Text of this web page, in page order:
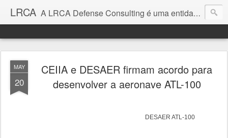
LRCA A LRCA Defense Consulting é uma entidade sem fins lucrativos que se dedica a produzir e divulgar notícias e análises sobre as Empresas de Defesa. Não somos jornalistas e nem este é um blog jornalístico.
MAY
20
CEIIA e DESAER firmam acordo para
desenvolver a aeronave ATL-100
DESAER ATL-100